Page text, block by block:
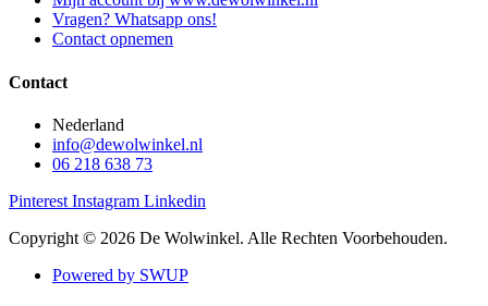
Vragen? Whatsapp ons!
Contact opnemen
Contact
Nederland
info@dewolwinkel.nl
06 218 638 73
Pinterest Instagram Linkedin
Copyright © 2026 De Wolwinkel. Alle Rechten Voorbehouden.
Powered by SWUP